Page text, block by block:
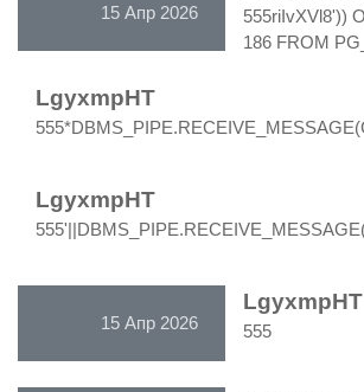
15 Апр 2026
555riIvXVl8'))
186 FROM
15 Апр 2026
LgyxmpHT
15 Апр 2026
LgyxmpHT
15 Апр 2026
LgyxmpHT
555